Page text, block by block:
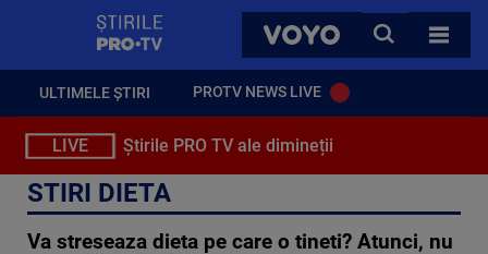
VOYO
CAUTA
TOATE
ULTIMELE ȘTIRI PROTV NEWS LIVE
LIVE Știrile PRO TV ale dimineții
STIRI DIETA
Va streseaza dieta pe care o tineti? Atunci, nu